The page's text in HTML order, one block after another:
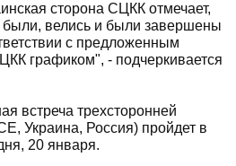
сторона СЦКК отмечает,
велись и были завершены
с предложенным
графиком", - подчеркивается
встреча трехсторонней
Украина, Россия) пройдет в
20 января.